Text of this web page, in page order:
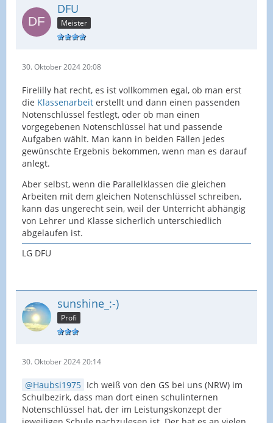
DFU
Meister
30. Oktober 2024 20:08
Firelilly hat recht, es ist vollkommen egal, ob man erst
die Klassenarbeit erstellt und dann einen passenden
Notenschlüssel festlegt, oder ob man einen
vorgegebenen Notenschlüssel hat und passende
Aufgaben wählt. Man kann in beiden Fällen jedes
gewünschte Ergebnis bekommen, wenn man es darauf
anlegt.
Aber selbst, wenn die Parallelklassen die gleichen
Arbeiten mit dem gleichen Notenschlüssel schreiben,
kann das ungerecht sein, weil der Unterricht abhängig
von Lehrer und Klasse sicherlich unterschiedlich
abgelaufen ist.
LG DFU
sunshine_:-)
Profi
30. Oktober 2024 20:14
Haubsi1975 Ich weiß von den GS bei uns (NRW) im
Schulbezirk, dass man dort einen schulinternen
Notenschlüssel hat, der im Leistungskonzept der